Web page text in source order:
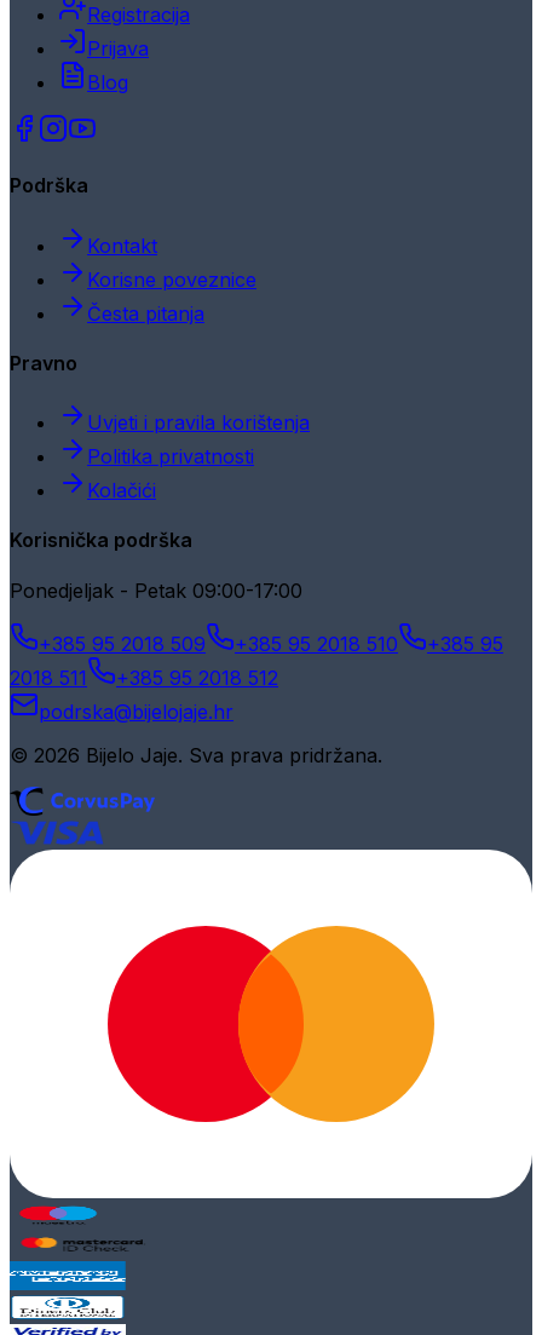
Registracija
Prijava
Blog
Podrška
Kontakt
Korisne poveznice
Česta pitanja
Pravno
Uvjeti i pravila korištenja
Politika privatnosti
Kolačići
Korisnička podrška
Ponedjeljak - Petak 09:00-17:00
+385 95 2018 509 +385 95 2018 510
+385 95
2018 511
+385 95 2018 512
podrska@bijelojaje.hr
© 2026 Bijelo Jaje. Sva prava pridržana.